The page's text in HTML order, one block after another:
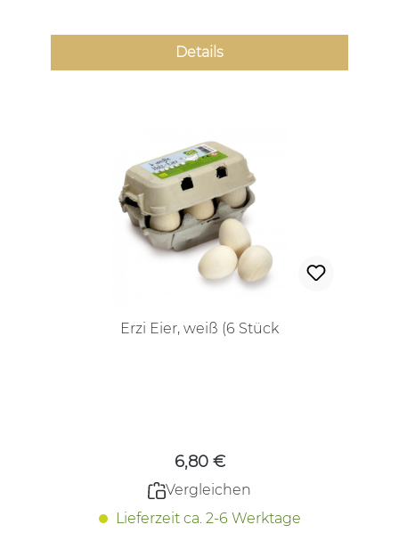
Details
Erzi Eier, weiß (6 Stück
6,80 €
Vergleichen
Lieferzeit ca. 2-6 Werktage